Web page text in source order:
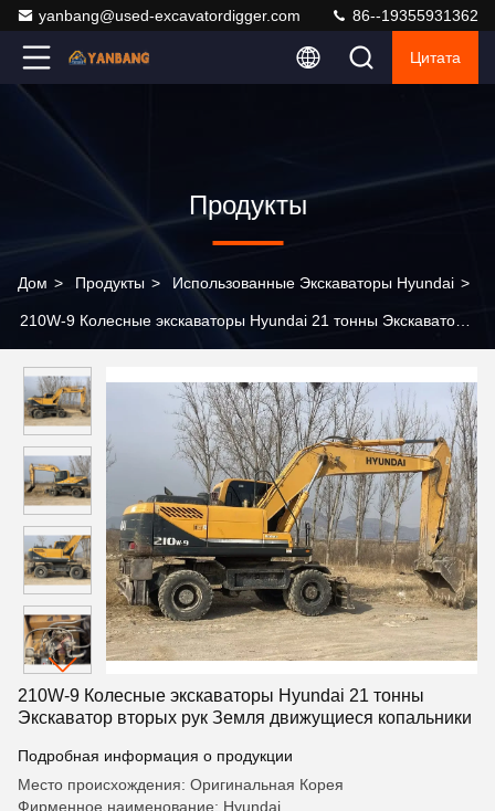
yanbang@used-excavatordigger.com 86--19355931362
Цитата
Продукты
Дом > Продукты > Использованные Экскаваторы Hyundai >
210W-9 Колесные экскаваторы Hyundai 21 тонны Экскаватор
210W-9 Колесные экскаваторы Hyundai 21 тонны
Экскаватор вторых рук Земля движущиеся копальники
Подробная информация о продукции
Место происхождения: Оригинальная Корея
Фирменное наименование: Hyundai